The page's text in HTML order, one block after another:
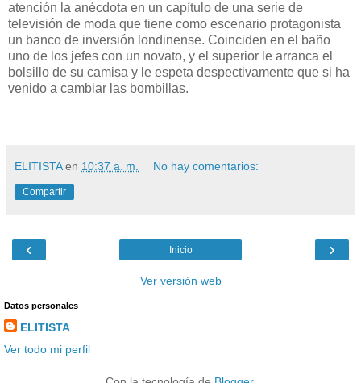
atención la anécdota en un capítulo de una serie de
televisión de moda que tiene como escenario protagonista
un banco de inversión londinense. Coinciden en el baño
uno de los jefes con un novato, y el superior le arranca el
bolsillo de su camisa y le espeta despectivamente que si ha
venido a cambiar las bombillas.
ELITISTA en 10:37 a. m. No hay comentarios:
Compartir
‹ ›
Inicio
Ver versión web
Datos personales
ELITISTA
Ver todo mi perfil